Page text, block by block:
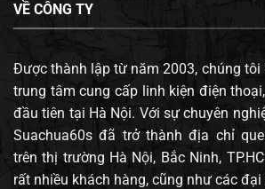
VỀ CÔNG TY
Được thành lập từ năm 2003, chúng
trung tâm cung cấp linh kiện điện
đầu tiên tại Hà Nội. Với sự chuyên
Suachua60s đã trở thành địa chỉ
trên thị trường Hà Nội, Bắc Ninh,
rất nhiều khách hàng, cũng như các